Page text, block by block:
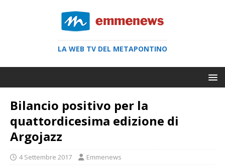
LA WEB TV DEL METAPONTINO
Bilancio positivo per la
quattordicesima edizione di
Argojazz
4 Settembre 2017 Emmenews